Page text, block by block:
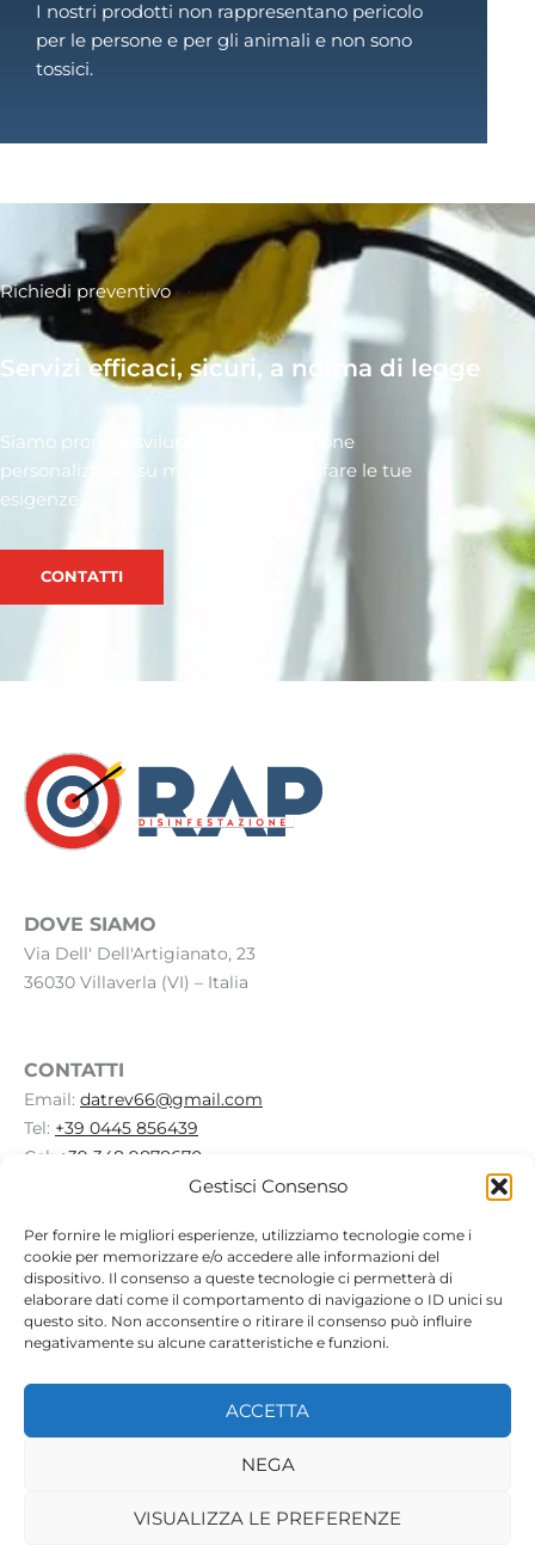
Gestisci Consenso
Per fornire le migliori esperienze, utilizziamo tecnologie come i
cookie per memorizzare e/o accedere alle informazioni del
dispositivo. Il consenso a queste tecnologie ci permetterà di
elaborare dati come il comportamento di navigazione o ID unici su
questo sito. Non acconsentire o ritirare il consenso può influire
negativamente su alcune caratteristiche e funzioni.
ACCETTA
NEGA
VISUALIZZA LE PREFERENZE
I nostri prodotti non rappresentano pericolo
per le persone e per gli animali e non sono
tossici.
Richiedi preventivo
Servizi efficaci, sicuri, a norma di legge
Siamo pronti a sviluppare una soluzione
personalizzata, su misura, per soddisfare le tue
esigenze.
CONTATTI
DOVE SIAMO
Via Dell' Dell'Artigianato, 23
36030 Villaverla (VI) – Italia
CONTATTI
Email: datrev66@gmail.com
Tel: +39 0445 856439
Cel: +39 348 9878670
ORARI D'APERTURA
Dal lunedì al venerdì:
08.30 - 12.00, 14.30 - 18.00
Sabato e domenica:
Cookie policy| Realizzato daWeb Agency Axera